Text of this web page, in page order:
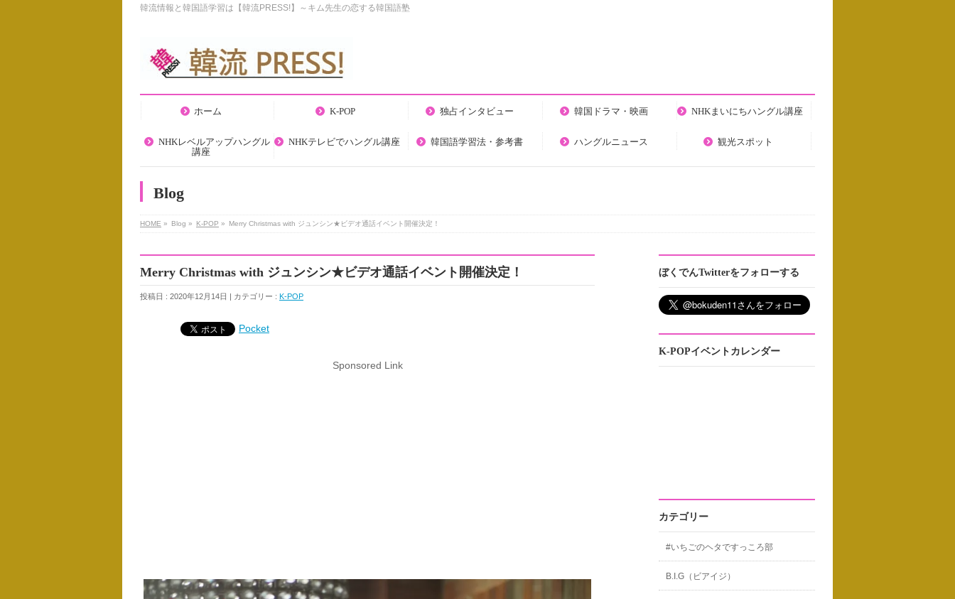
韓流情報と韓国語学習は【韓流PRESS!】～キム先生の恋する韓国語塾
ホーム K-POP 独占インタビュー 韓国ドラマ・映画 NHKまいにちハングル講座
NHKレベルアップハングル
講座
NHKテレビでハングル講座 韓国語学習法・参考書 ハングルニュース 観光スポット
Blog
HOME » Blog » K-POP » Merry Christmas with ジュンシン★ビデオ通話イベント開催決定！
Merry Christmas with ジュンシン★ビデオ通話イベント開催決定！
投稿日 : 2020年12月14日 | カテゴリー : K-POP
Pocket
Sponsored Link
ぼくでんTwitterをフォローする
K-POPイベントカレンダー
カテゴリー
#いちごのヘタですっころ部
B.I.G（ビアイジ）